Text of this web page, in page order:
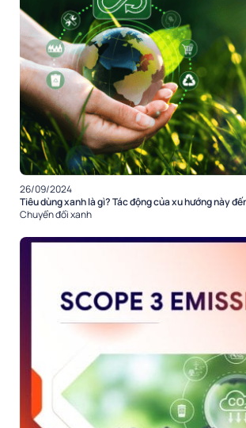
26/09/2024
Tiêu dùng xanh là gì? Tác động của xu hướng này
Chuyển đổi xanh